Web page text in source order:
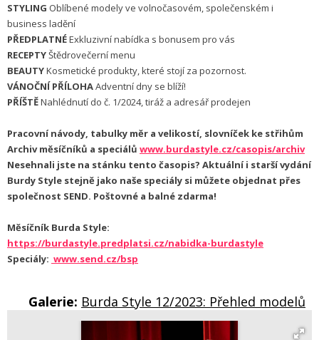
STYLING Oblíbené modely ve volnočasovém, společenském i
business ladění
PŘEDPLATNÉExkluzivní nabídka s bonusem pro vás
RECEPTYŠtědrovečerní menu
BEAUTYKosmetické produkty, které stojí za pozornost.
VÁNOČNÍ PŘÍLOHAAdventní dny se blíží!
PŘÍŠTĚNahlédnutí do č. 1/2024, tiráž a adresář prodejen
Pracovní návody, tabulky měr a velikostí, slovníček ke střihům
Archiv měsíčníků a speciálů www.burdastyle.cz/casopis/archiv
Nesehnali jste na stánku tento časopis? Aktuální i starší vydání
Burdy Style stejně jako naše speciály si můžete objednat přes
společnost SEND. Poštovné a balné zdarma!
Měsíčník Burda Style:
https://burdastyle.predplatsi.cz/nabidka-burdastyle
Speciály: www.send.cz/bsp
Galerie: Burda Style 12/2023: Přehled modelů